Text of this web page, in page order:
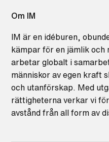
Om IM
IM är en idéburen,
kämpar för en jämlik och
arbetar globalt i
människor av egen kraft
och utanförskap. Med
rättigheterna verkar vi
avstånd från all form av